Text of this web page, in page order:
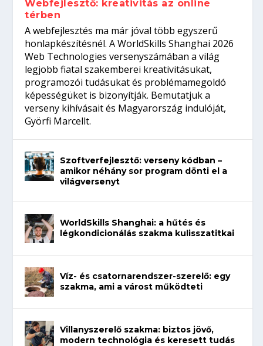
Webfejlesztő: kreativitás az online
térben
A webfejlesztés ma már jóval több egyszerű
honlapkészítésnél. A WorldSkills Shanghai 2026
Web Technologies versenyszámában a világ
legjobb fiatal szakemberei kreativitásukat,
programozói tudásukat és problémamegoldó
képességüket is bizonyítják. Bemutatjuk a
verseny kihívásait és Magyarország indulóját,
Györfi Marcellt.
Szoftverfejlesztő: verseny kódban –
amikor néhány sor program dönti el a
világversenyt
WorldSkills Shanghai: a hűtés és
légkondicionálás szakma kulisszatitkai
Víz- és csatornarendszer-szerelő: egy
szakma, ami a várost működteti
Villanyszerelő szakma: biztos jövő,
modern technológia és keresett tudás